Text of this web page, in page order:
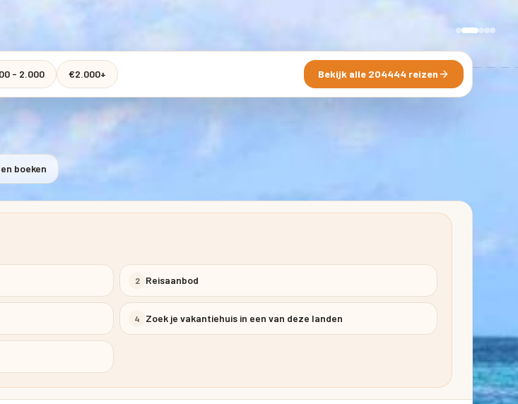
- 2.000 €2.000+ Bekijk alle 204444 reizen
boeken
2 Reisaanbod
4 Zoek je vakantiehuis in een van deze landen